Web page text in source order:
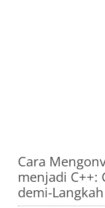
Cara
menjadi C++:
demi-Langkah